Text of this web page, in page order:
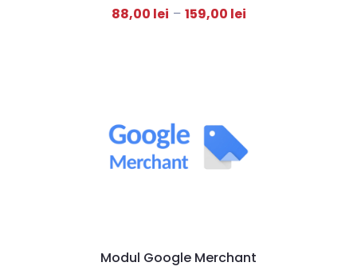
88,00 lei – 159,00 lei
Modul Google Merchant